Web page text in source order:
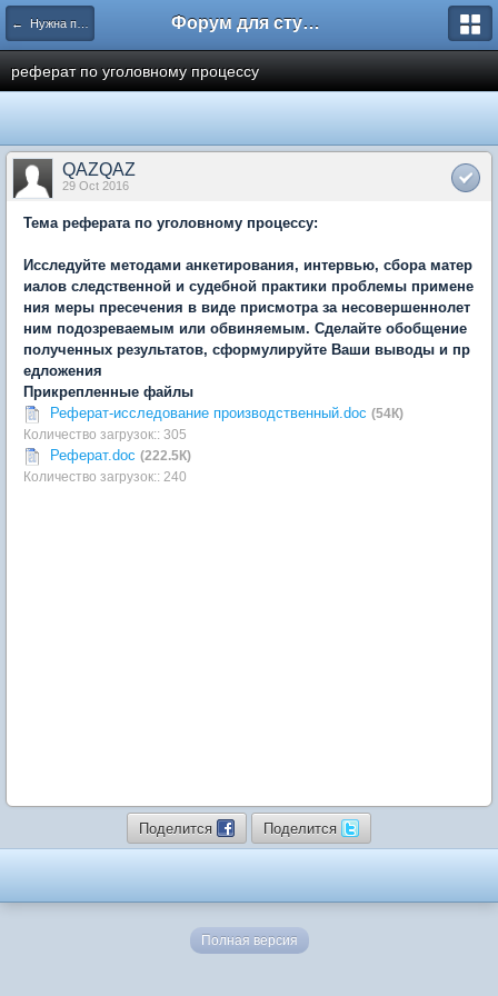
← Нужна помощь Форум для студента СГА
реферат по уголовному процессу
QAZQAZ
29 Oct 2016
Тема реферата по уголовному процессу:
Исследуйте методами анкетирования, интервью, сбора матер
иалов следственной и судебной практики проблемы примене
ния меры пресечения в виде присмотра за несовершеннолет
ним подозреваемым или обвиняемым. Сделайте обобщение
полученных результатов, сформулируйте Ваши выводы и пр
едложения
Прикрепленные файлы
Реферат-исследование производственный.doc (54К)
Количество загрузок:: 305
Реферат.doc (222.5К)
Количество загрузок:: 240
Поделится Поделится
Полная версия